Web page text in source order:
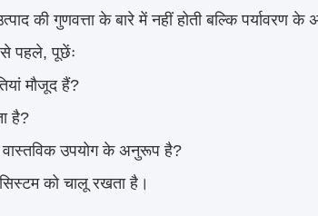
की गुणवत्ता के बारे में नहीं होती बल्कि पर्यावरण
पहले, पूछेंः
मौजूद हैं?
है?
वास्तविक उपयोग के अनुरूप है?
को चालू रखता है।